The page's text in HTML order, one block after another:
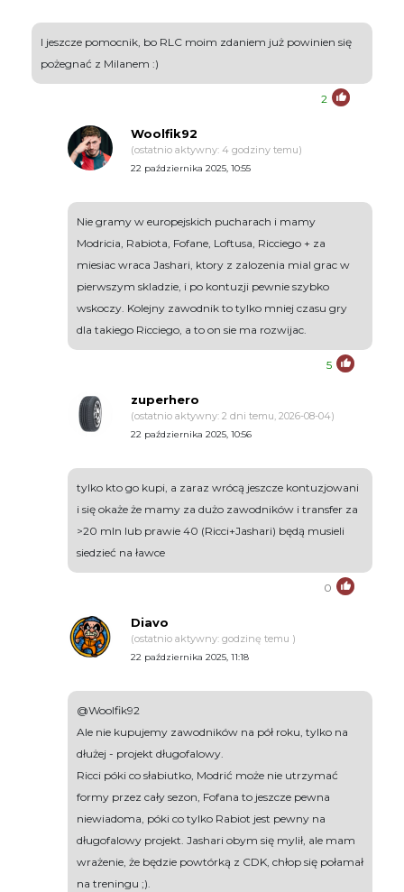
I jeszcze pomocnik, bo RLC moim zdaniem już powinien się
pożegnać z Milanem :)
2
Woolfik92
(ostatnio aktywny: 4 godziny temu)
22 października 2025, 10:55
Nie gramy w europejskich pucharach i mamy
Modricia, Rabiota, Fofane, Loftusa, Ricciego + za
miesiac wraca Jashari, ktory z zalozenia mial grac w
pierwszym skladzie, i po kontuzji pewnie szybko
wskoczy. Kolejny zawodnik to tylko mniej czasu gry
dla takiego Ricciego, a to on sie ma rozwijac.
5
zuperhero
(ostatnio aktywny: 2 dni temu, 2026-08-04)
22 października 2025, 10:56
tylko kto go kupi, a zaraz wrócą jeszcze kontuzjowani
i się okaże że mamy za dużo zawodników i transfer za
>20 mln lub prawie 40 (Ricci+Jashari) będą musieli
siedzieć na ławce
0
Diavo
(ostatnio aktywny: godzinę temu )
22 października 2025, 11:18
@Woolfik92
Ale nie kupujemy zawodników na pół roku, tylko na
dłużej - projekt długofalowy.
Ricci póki co słabiutko, Modrić może nie utrzymać
formy przez cały sezon, Fofana to jeszcze pewna
niewiadoma, póki co tylko Rabiot jest pewny na
długofalowy projekt. Jashari obym się mylił, ale mam
wrażenie, że będzie powtórką z CDK, chłop się połamał
na treningu ;).